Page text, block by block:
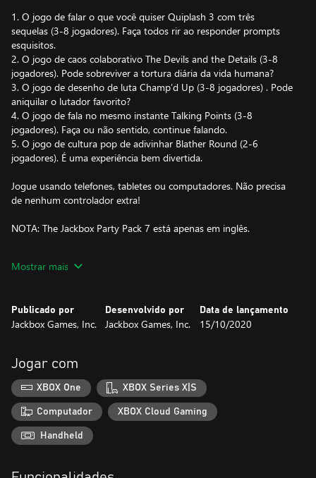
1. O jogo de falar o que você quiser Quiplash 3 com três
sequelas (3-8 jogadores). Faça todos rir ao responder prompts
esquisitos.
2. O jogo de caos colaborativo The Devils and the Details (3-8
jogadores). Pode sobreviver a tortura diária da vida humana?
3. O jogo de desenho de luta Champ’d Up (3-8 jogadores) . Pode
aniquilar o lutador favorito?
4. O jogo de fala no mesmo instante Talking Points (3-8
jogadores). Faça ou não sentido, continue falando.
5. O jogo de cultura pop de adivinhar Blather Round (2-6
jogadores). É uma experiência bem divertida.
Jogue usando telefones, tabletes ou computadores. Não precisa
de nenhum controlador extra!
NOTA: The Jackbox Party Pack 7 está apenas em inglês.
Mostrar mais
Publicado por
Jackbox Games, Inc.
Desenvolvido por
Jackbox Games, Inc.
Data de lançamento
15/10/2020
Jogar com
XBOX One XBOX Series X|S
Computador XBOX Cloud Gaming
Handheld